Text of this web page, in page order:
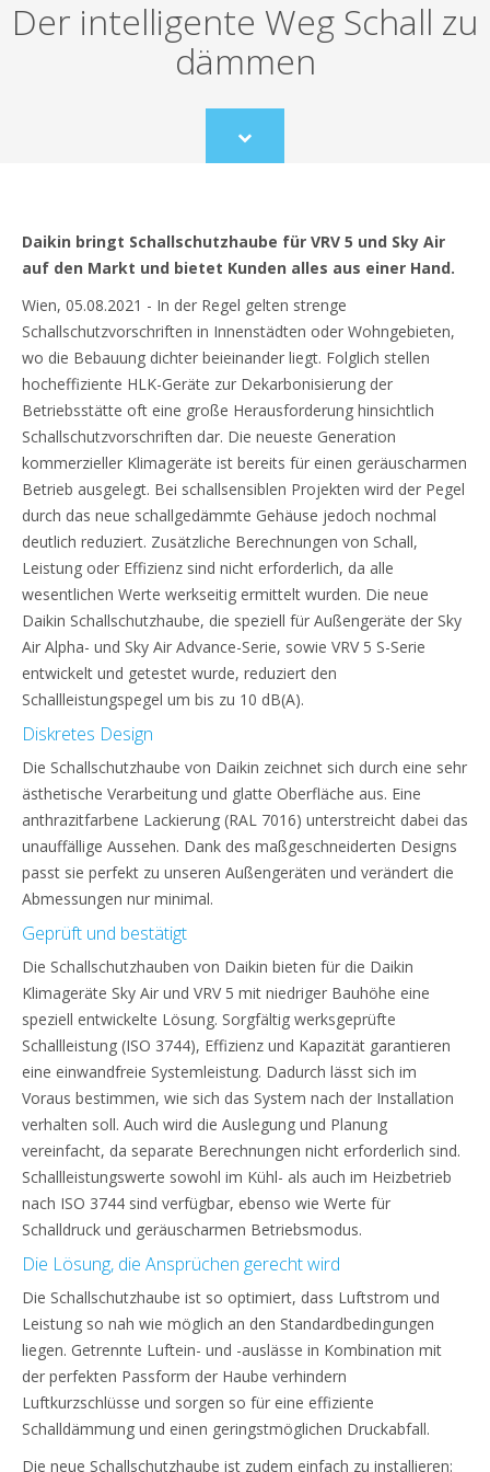
Der intelligente Weg Schall zu
dämmen
Scroll
to
Daikin bringt Schallschutzhaube für VRV 5 und Sky Air
auf den Markt und bietet Kunden alles aus einer Hand.
Wien, 05.08.2021 - In der Regel gelten strenge
Schallschutzvorschriften in Innenstädten oder Wohngebieten,
wo die Bebauung dichter beieinander liegt. Folglich stellen
hocheffiziente HLK-Geräte zur Dekarbonisierung der
Betriebsstätte oft eine große Herausforderung hinsichtlich
Schallschutzvorschriften dar. Die neueste Generation
kommerzieller Klimageräte ist bereits für einen geräuscharmen
Betrieb ausgelegt. Bei schallsensiblen Projekten wird der Pegel
durch das neue schallgedämmte Gehäuse jedoch nochmal
deutlich reduziert. Zusätzliche Berechnungen von Schall,
Leistung oder Effizienz sind nicht erforderlich, da alle
wesentlichen Werte werkseitig ermittelt wurden. Die neue
Daikin Schallschutzhaube, die speziell für Außengeräte der Sky
Air Alpha- und Sky Air Advance-Serie, sowie VRV 5 S-Serie
entwickelt und getestet wurde, reduziert den
Schallleistungspegel um bis zu 10 dB(A).
Diskretes Design
Die Schallschutzhaube von Daikin zeichnet sich durch eine sehr
ästhetische Verarbeitung und glatte Oberfläche aus. Eine
anthrazitfarbene Lackierung (RAL 7016) unterstreicht dabei das
unauffällige Aussehen. Dank des maßgeschneiderten Designs
passt sie perfekt zu unseren Außengeräten und verändert die
Abmessungen nur minimal.
Geprüft und bestätigt
Die Schallschutzhauben von Daikin bieten für die Daikin
Klimageräte Sky Air und VRV 5 mit niedriger Bauhöhe eine
speziell entwickelte Lösung. Sorgfältig werksgeprüfte
Schallleistung (ISO 3744), Effizienz und Kapazität garantieren
eine einwandfreie Systemleistung. Dadurch lässt sich im
Voraus bestimmen, wie sich das System nach der Installation
verhalten soll. Auch wird die Auslegung und Planung
vereinfacht, da separate Berechnungen nicht erforderlich sind.
Schallleistungswerte sowohl im Kühl- als auch im Heizbetrieb
nach ISO 3744 sind verfügbar, ebenso wie Werte für
Schalldruck und geräuscharmen Betriebsmodus.
Die Lösung, die Ansprüchen gerecht wird
Die Schallschutzhaube ist so optimiert, dass Luftstrom und
Leistung so nah wie möglich an den Standardbedingungen
liegen. Getrennte Luftein- und -auslässe in Kombination mit
der perfekten Passform der Haube verhindern
Luftkurzschlüsse und sorgen so für eine effiziente
Schalldämmung und einen geringstmöglichen Druckabfall.
Die neue Schallschutzhaube ist zudem einfach zu installieren: